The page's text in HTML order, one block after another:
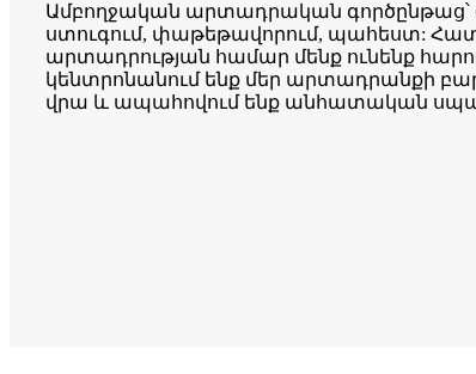
Ամբողջական արտադրական գործընթաց՝
ստուգում, փաթեթավորում, պահեստ:
արտադրության համար մենք ունենք
կենտրոնանում ենք մեր արտադրանքի
վրա և ապահովում ենք անհատական